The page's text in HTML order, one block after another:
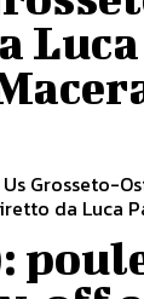
Luca
Grosseto-
da Luca